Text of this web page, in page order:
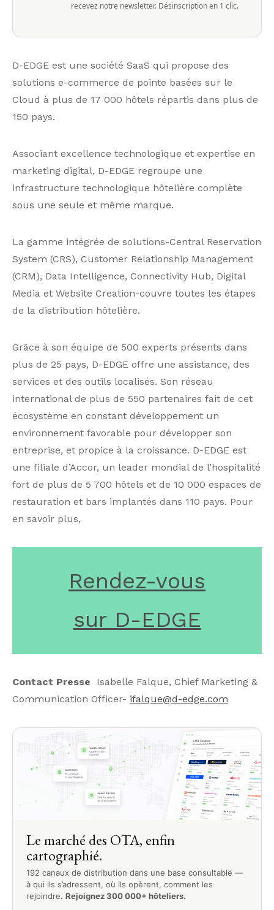
recevez notre newsletter. Désinscription en 1 clic.
D-EDGE est une société SaaS qui propose des
solutions e-commerce de pointe basées sur le
Cloud à plus de 17 000 hôtels répartis dans plus de
150 pays.
Associant excellence technologique et expertise en
marketing digital, D-EDGE regroupe une
infrastructure technologique hôtelière complète
sous une seule et même marque.
La gamme intégrée de solutions-Central Reservation
System (CRS), Customer Relationship Management
(CRM), Data Intelligence, Connectivity Hub, Digital
Media et Website Creation-couvre toutes les étapes
de la distribution hôtelière.
Grâce à son équipe de 500 experts présents dans
plus de 25 pays, D-EDGE offre une assistance, des
services et des outils localisés. Son réseau
international de plus de 550 partenaires fait de cet
écosystème en constant développement un
environnement favorable pour développer son
entreprise, et propice à la croissance. D-EDGE est
une filiale d’Accor, un leader mondial de l’hospitalité
fort de plus de 5 700 hôtels et de 10 000 espaces de
restauration et bars implantés dans 110 pays. Pour
en savoir plus,
Rendez-vous
sur D-EDGE
Contact Presse Isabelle Falque, Chief Marketing &
Communication Officer- ifalque@d-edge.com
Le marché des OTA, enfin
cartographié.
192 canaux de distribution dans une base consultable —
à qui ils s’adressent, où ils opèrent, comment les
rejoindre. Rejoignez 300 000+ hôteliers.